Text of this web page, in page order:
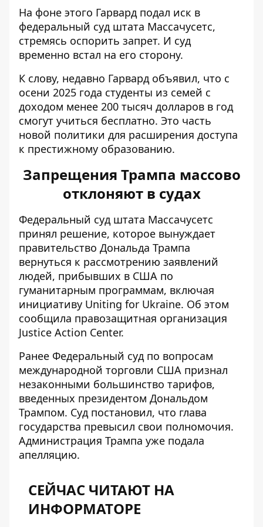
На фоне этого Гарвард подал иск в
федеральный суд штата Массачусетс,
стремясь оспорить запрет. И суд
временно встал на его сторону.
К слову, недавно Гарвард объявил, что с
осени 2025 года студенты из семей с
доходом менее 200 тысяч долларов в год
смогут учиться бесплатно. Это часть
новой политики для расширения доступа
к престижному образованию.
Запрещения Трампа массово
отклоняют в судах
Федеральный суд штата Массачусетс
принял решение, которое вынуждает
правительство Дональда Трампа
вернуться к рассмотрению заявлений
людей, прибывших в США по
гуманитарным программам, включая
инициативу Uniting for Ukraine. Об этом
сообщила правозащитная организация
Justice Action Center.
Ранее Федеральный суд по вопросам
международной торговли США признал
незаконными большинство тарифов,
введенных президентом Дональдом
Трампом. Суд постановил, что глава
государства превысил свои полномочия.
Администрация Трампа уже подала
апелляцию.
СЕЙЧАС ЧИТАЮТ НА
ИНФОРМАТОРЕ